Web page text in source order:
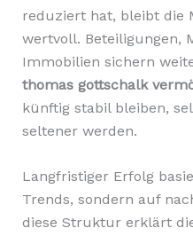
reduziert hat, bleibt die
wertvoll. Beteiligungen,
Immobilien sichern
thomas gottschalk
künftig stabil bleiben,
seltener werden.
Langfristiger Erfolg
Trends, sondern auf
diese Struktur erklärt